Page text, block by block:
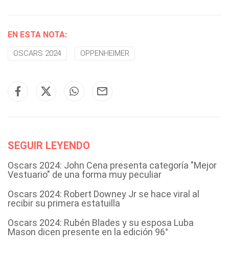
EN ESTA NOTA:
OSCARS 2024 OPPENHEIMER
SEGUIR LEYENDO
Oscars 2024: John Cena presenta categoría "Mejor
Vestuario" de una forma muy peculiar
Oscars 2024: Robert Downey Jr se hace viral al
recibir su primera estatuilla
Oscars 2024: Rubén Blades y su esposa Luba
Mason dicen presente en la edición 96°